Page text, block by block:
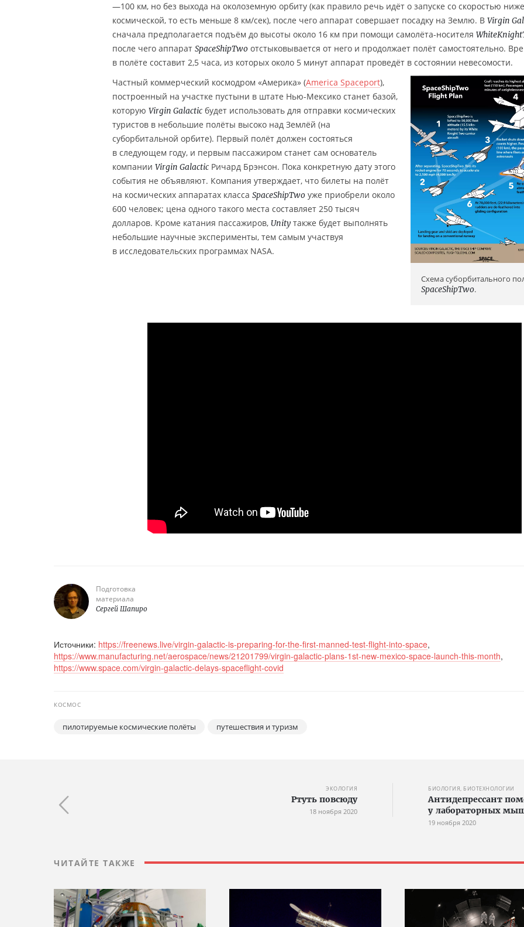
—100 км, но без выхода на околоземную орбиту (как правило речь идёт о запуске со скоростью
космической, то есть меньше 8 км/сек), после чего аппарат совершает посадку на Землю. В Virgin
сначала предполагается подъём до высоты около 16 км при помощи самолёта-носителя
после чего аппарат SpaceShipTwo отстыковывается от него и продолжает полёт самостоятельно.
в полёте составит 2,5 часа, из которых около 5 минут аппарат проведёт в состоянии невесомости.
Схема суборбитального
SpaceShipTwo.
Частный коммерческий космодром «Америка» (America Spaceport),
построенный на участке пустыни в штате Нью-Мексико станет базой,
которую Virgin Galactic будет использовать для отправки космических
туристов в небольшие полёты высоко над Землёй (на
суборбитальной орбите). Первый полёт должен состояться
в следующем году, и первым пассажиром станет сам основатель
компании Virgin Galactic Ричард Брэнсон. Пока конкретную дату этого
события не объявляют. Компания утверждает, что билеты на полёт
на космических аппаратах класса SpaceShipTwo уже приобрели около
600 человек; цена одного такого места составляет 250 тысяч
долларов. Кроме катания пассажиров, Unity также будет выполнять
небольшие научные эксперименты, тем самым участвуя
в исследовательских программах NASA.
Подготовка
материала
Сергей Шапиро
Источники: https://freenews.live/virgin-galactic-is-preparing-for-the-first-manned-test-flight-into-space,
https://www.manufacturing.net/aerospace/news/21201799/virgin-galactic-plans-1st-new-mexico-space-launch-this-month,
https://www.space.com/virgin-galactic-delays-spaceflight-covid
КОСМОС
пилотируемые космические полёты путешествия и туризм
ЭКОЛОГИЯ
Ртуть повсюду
18 ноября 2020
БИОЛОГИЯ, БИОТЕХНОЛОГИИ
Антидепрессант
у лабораторных
19 ноября 2020
ЧИТАЙТЕ ТАКЖЕ